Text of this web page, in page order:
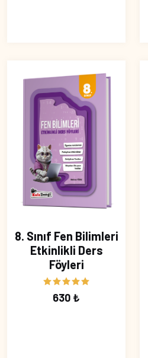
8. Sınıf Fen Bilimleri
Etkinlikli Ders
Föyleri
630 ₺